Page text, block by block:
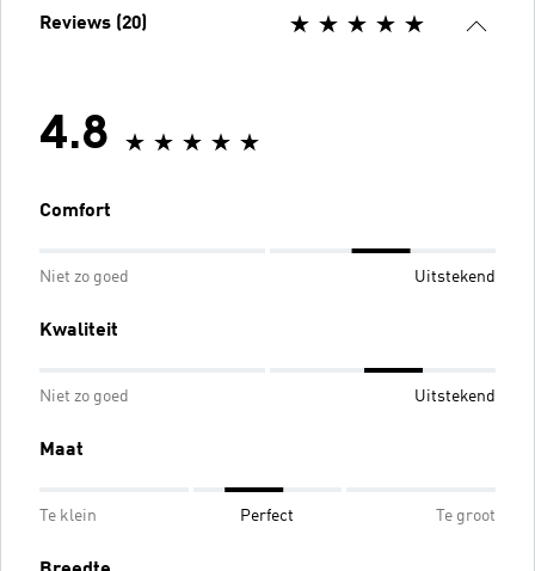
Reviews (20)
4.8
Comfort
Niet zo goed Uitstekend
Kwaliteit
Niet zo goed Uitstekend
Maat
Te klein Perfect Te groot